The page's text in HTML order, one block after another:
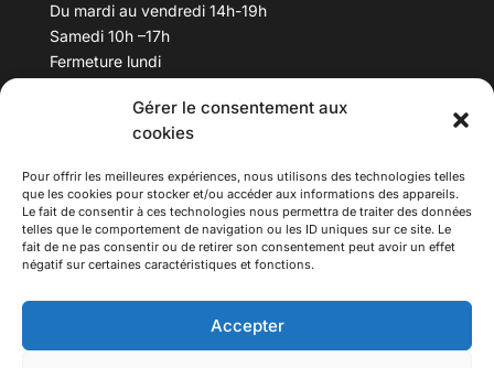
Gérer le consentement aux
cookies
Pour offrir les meilleures expériences, nous utilisons des technologies telles
que les cookies pour stocker et/ou accéder aux informations des appareils.
Le fait de consentir à ces technologies nous permettra de traiter des données
telles que le comportement de navigation ou les ID uniques sur ce site. Le
fait de ne pas consentir ou de retirer son consentement peut avoir un effet
négatif sur certaines caractéristiques et fonctions.
Accepter
Du mardi au vendredi 14h-19h
Samedi 10h –17h
Fermeture lundi
Téléphone : 04 78 53 06 40
maisondesculturesasiatiques@asiexpo.com